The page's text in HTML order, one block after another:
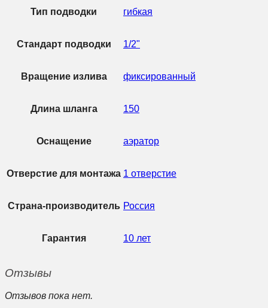
Тип подводки гибкая
Стандарт подводки 1/2"
Вращение излива фиксированный
Длина шланга 150
Оснащение аэратор
Отверстие для монтажа 1 отверстие
Страна-производитель Россия
Гарантия 10 лет
Отзывы
Отзывов пока нет.